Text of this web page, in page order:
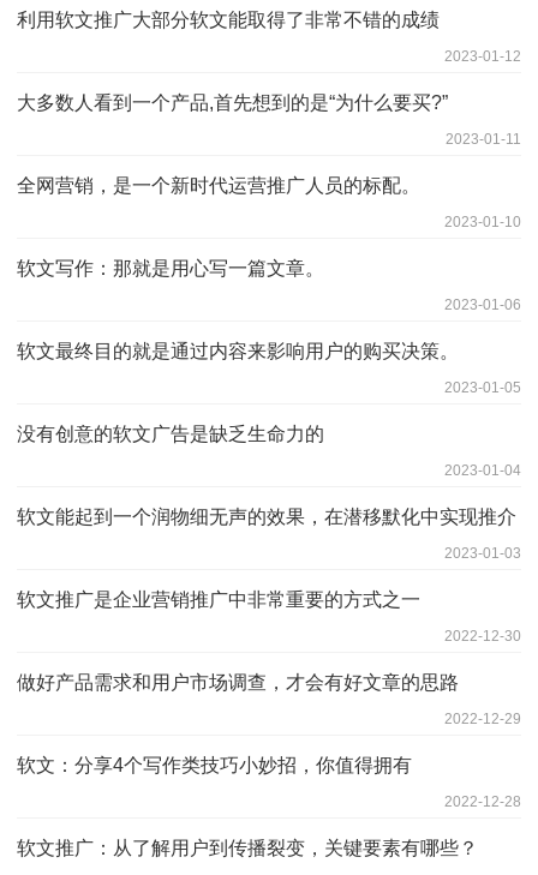
利用软文推广大部分软文能取得了非常不错的成绩
2023-01-12
大多数人看到一个产品,首先想到的是“为什么要买?”
2023-01-11
全网营销，是一个新时代运营推广人员的标配。
2023-01-10
软文写作：那就是用心写一篇文章。
2023-01-06
软文最终目的就是通过内容来影响用户的购买决策。
2023-01-05
没有创意的软文广告是缺乏生命力的
2023-01-04
软文能起到一个润物细无声的效果，在潜移默化中实现推介
2023-01-03
软文推广是企业营销推广中非常重要的方式之一
2022-12-30
做好产品需求和用户市场调查，才会有好文章的思路
2022-12-29
软文：分享4个写作类技巧小妙招，你值得拥有
2022-12-28
软文推广：从了解用户到传播裂变，关键要素有哪些？